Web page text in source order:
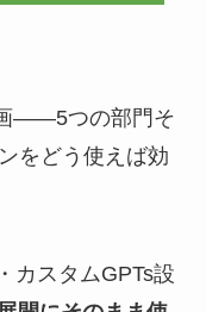
——5つの部門そ
をどう使えば効
カスタムGPTs設